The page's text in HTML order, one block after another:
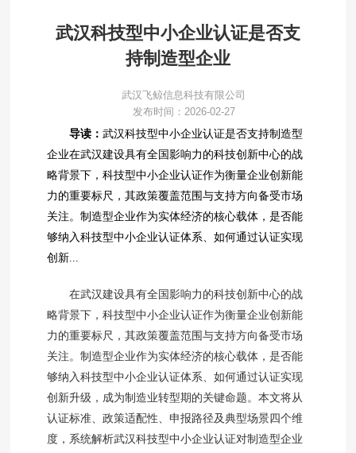
武汉科技型中小企业认证是否支
持制造型企业
武汉飞鲸信息科技有限公司
发布时间：2026-02-27
导读：武汉科技型中小企业认证是否支持制造型
企业在武汉建设具有全国影响力的科技创新中心的战
略背景下，科技型中小企业认证作为衡量企业创新能
力的重要标尺，其政策覆盖范围与支持方向备受市场
关注。制造型企业作为实体经济的核心载体，是否能
够纳入科技型中小企业认证体系、如何通过认证实现
创新...
在武汉建设具有全国影响力的科技创新中心的战
略背景下，科技型中小企业认证作为衡量企业创新能
力的重要标尺，其政策覆盖范围与支持方向备受市场
关注。制造型企业作为实体经济的核心载体，是否能
够纳入科技型中小企业认证体系、如何通过认证实现
创新升级，成为制造业转型期的关键命题。本文将从
认证标准、政策适配性、申报路径及典型场景四个维
度，系统解析武汉科技型中小企业认证对制造型企业